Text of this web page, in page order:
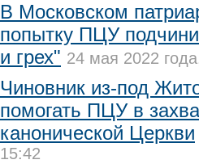
В Московском
попытку ПЦУ
и грех" 24 мая 2022
Чиновник из-под
помогать ПЦУ в
канонической Церкви
15:42